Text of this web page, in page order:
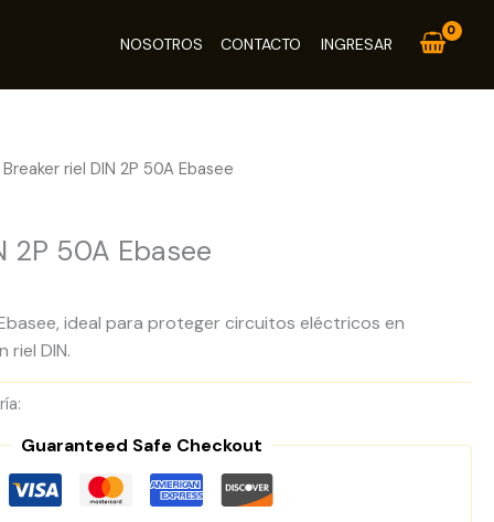
NOSOTROS CONTACTO INGRESAR
riel DIN 2P 50A Ebasee
2P 50A Ebasee
ideal para proteger circuitos eléctricos en
riel DIN.
Guaranteed Safe Checkout